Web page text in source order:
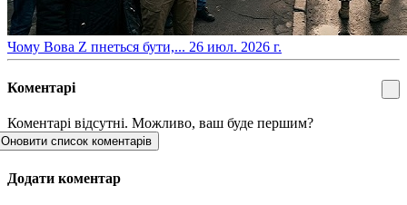
​Чому Вова Z пнеться бути,... 26 июл. 2026 г.
Коментарі
Коментарі відсутні. Можливо, ваш буде першим?
Оновити список коментарів
Додати коментар